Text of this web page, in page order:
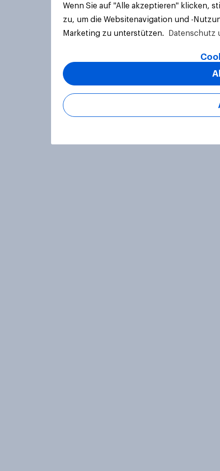
Wenn Sie auf "Alle akzeptieren" klicken,
zu, um die Websitenavigation und -
Marketing zu unterstützen.
Datenschutz